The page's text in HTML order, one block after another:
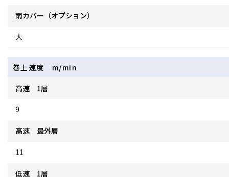
雨カバー（オプション）
大
巻上速度 m/min
高速 1層
9
高速 最外層
11
低速 1層